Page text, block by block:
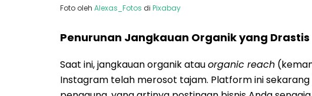
Foto oleh Alexas_Fotos di Pixabay
Penurunan Jangkauan Organik yang Drastis
Saat ini, jangkauan organik atauorganic reach
Instagram telah merosot tajam. Platform ini